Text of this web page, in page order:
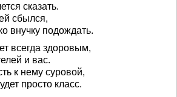
сказать.
сбылся,
внучку подождать.
всегда здоровым,
и вас.
к нему суровой,
просто класс.